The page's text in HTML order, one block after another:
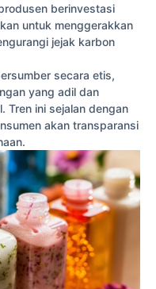
berinvestasi
untuk menggerakkan
jejak karbon
secara etis,
yang adil dan
Tren ini sejalan dengan
akan transparansi